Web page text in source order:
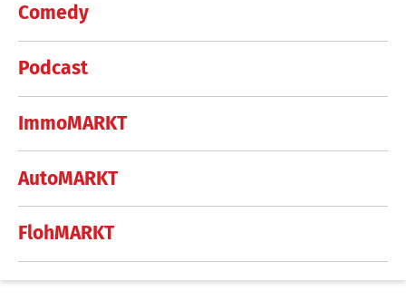
Comedy
Podcast
ImmoMARKT
AutoMARKT
FlohMARKT